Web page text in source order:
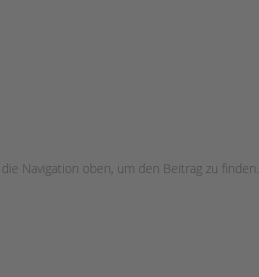
Navigation oben, um den Beitrag zu finden.